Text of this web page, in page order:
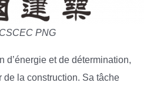
PNG
d’énergie et de détermination,
la construction. Sa tâche